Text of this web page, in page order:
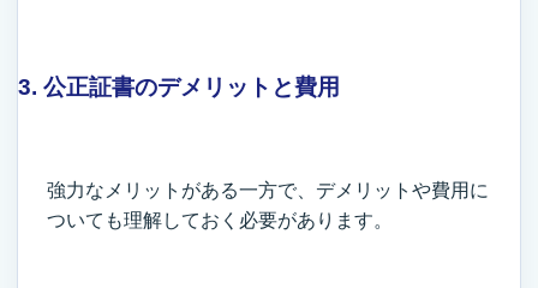
3. 公正証書のデメリットと費用
強力なメリットがある一方で、デメリットや費用に
ついても理解しておく必要があります。